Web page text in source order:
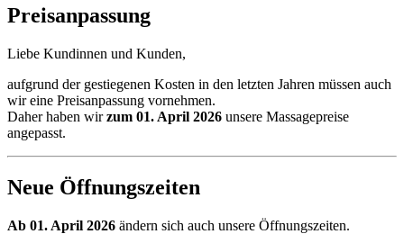
Preisanpassung
Liebe Kundinnen und Kunden,
aufgrund der gestiegenen Kosten in den letzten Jahren müssen auch
wir eine Preisanpassung vornehmen.
Daher haben wirzum 01. April 2026 unsere Massagepreise
angepasst.
Neue Öffnungszeiten
Ab 01. April 2026 ändern sich auch unsere Öffnungszeiten.